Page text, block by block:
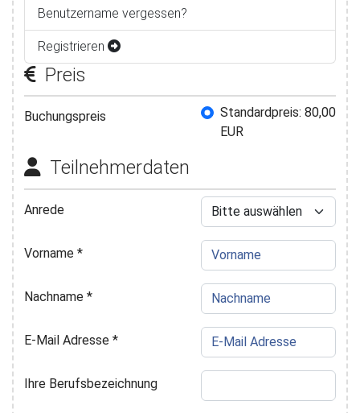
Benutzername vergessen?
Registrieren
Preis
Buchungspreis Buchungspreis
Standardpreis: 80,00
EUR
Teilnehmerdaten
Anrede
Vorname*
Nachname*
E-Mail Adresse*
Ihre Berufsbezeichnung